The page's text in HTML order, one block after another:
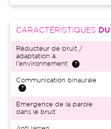
CARACTÉRISTIQUES
Réducteur de bruit /
adaptation à
l'environnement
Communication binaurale
Emergence de la parole
dans le bruit